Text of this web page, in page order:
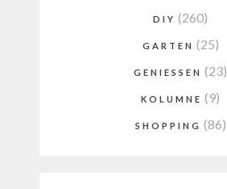
DIY (260)
GARTEN (25)
GENIESSEN (23)
KOLUMNE (9)
SHOPPING (86)